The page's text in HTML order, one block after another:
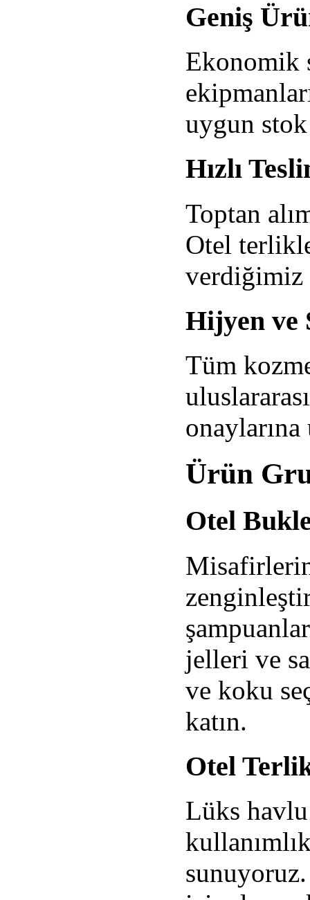
Geniş
Ekonomik
uygun
Hızlı
Toptan
Otel
verdiğimiz
Hijyen ve
Tüm
Ürün
Otel
jelleri ve
ve koku
katın.
Otel
Lüks